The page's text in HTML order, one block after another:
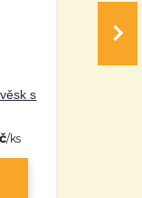
s
/ks